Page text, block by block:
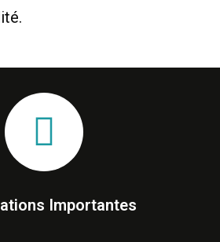
Importantes